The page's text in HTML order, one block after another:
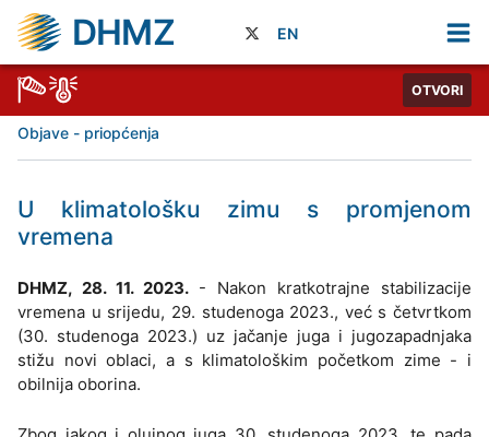
DHMZ EN
OTVORI
Objave - priopćenja
U klimatološku zimu s promjenom
vremena
DHMZ, 28. 11. 2023.- Nakon kratkotrajne stabilizacije
vremena u srijedu, 29. studenoga 2023., već s četvrtkom
(30. studenoga 2023.) uz jačanje juga i jugozapadnjaka
stižu novi oblaci, a s klimatološkim početkom zime - i
obilnija oborina.